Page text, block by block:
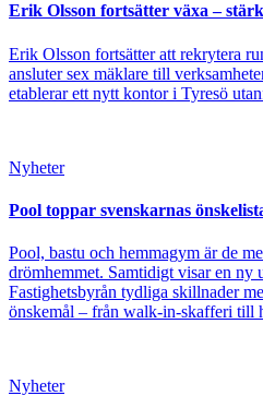
Erik Olsson fortsätter växa –
Erik Olsson fortsätter att rekrytera
ansluter sex mäklare till
etablerar ett nytt kontor i Tyresö
Nyheter
Pool toppar svenskarnas
Pool, bastu och hemmagym är de
drömhemmet. Samtidigt visar en ny
Fastighetsbyrån tydliga skillnader
önskemål – från walk-in-skafferi till
Nyheter